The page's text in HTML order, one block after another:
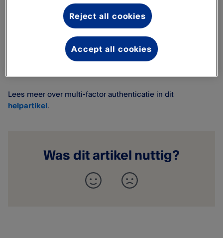
inclusief een kredietcontrole voor elk nieuw bedrijf.
De verzamelde informatie in deze beoordeling kan
ons tegenhouden om je account aan te maken.
mailadres tijdens
van het account.Bevestiging
een verplichte stap.
Lees meer over multi-factor authenticatie in dit
helpartikel.
Was dit artikel nuttig?
Reject all cookies
Accept all cookies